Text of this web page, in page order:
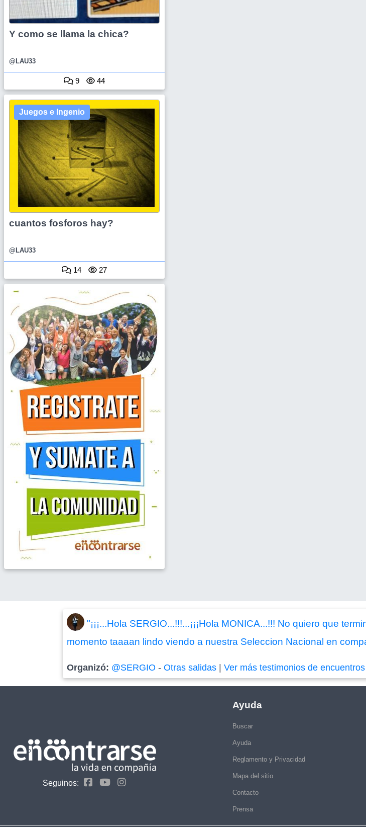
Y como se llama la chica?
@LAU33
9 44
Juegos e Ingenio
cuantos fosforos hay?
@LAU33
14 27
"¡¡¡...Hola SERGIO...!!!...¡¡¡Hola MONICA...!!! No quiero que
momento taaaan lindo viendo a nuestra Seleccion Nacional en
Organizó: @SERGIO -Otras salidas |Ver más testimonios de
Seguinos:
Ayuda
Buscar
Ayuda
Reglamento y Privacidad
Mapa del sitio
Contacto
Prensa